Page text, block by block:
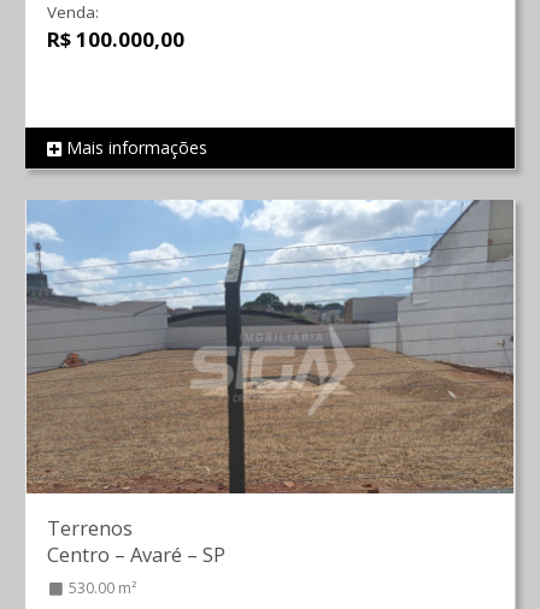
REF 1383
Venda:
R$ 100.000,00
Mais informações
Terrenos
Centro – Avaré – SP
530.00 m²